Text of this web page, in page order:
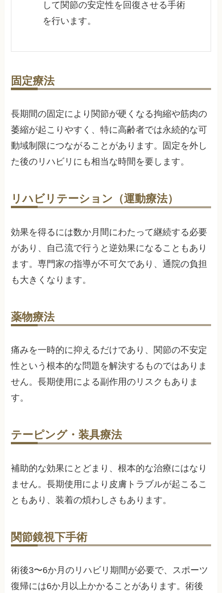
して関節の安定性を回復させる手術
を行います。
固定療法
長期間の固定により関節が硬くなる拘縮や筋肉の
萎縮が起こりやすく、特に高齢者では永続的な可
動域制限につながることがあります。固定を外し
た後のリハビリにも相当な時間を要します。
リハビリテーション（運動療法）
効果を得るには数か月間にわたって継続する必要
があり、自己流で行うと逆効果になることもあり
ます。専門家の指導が不可欠であり、通院の負担
も大きくなります。
薬物療法
痛みを一時的に抑えるだけであり、関節の不安定
性という根本的な問題を解決するものではありま
せん。長期使用による副作用のリスクもありま
す。
テーピング・装具療法
補助的な効果にとどまり、根本的な治療にはなり
ません。長期使用により皮膚トラブルが起こるこ
ともあり、装着の煩わしさもあります。
関節鏡視下手術
術後3〜6か月のリハビリ期間が必要で、スポーツ
復帰には6か月以上かかることがあります。術後